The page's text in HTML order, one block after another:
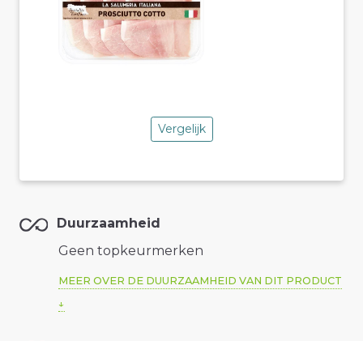
Vergelijk
Duurzaamheid
Geen topkeurmerken
MEER OVER DE DUURZAAMHEID VAN DIT PRODUCT